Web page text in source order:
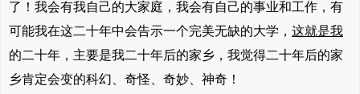
了！我会有我自己的大家庭，我会有自己的事业和工作，有
可能我在这二十年中会告示一个完美无缺的大学， 这就是我
的二十年，主要是我二十年后的家乡，我觉得二十年后的家
乡肯定会变的科幻、奇怪、奇妙、神奇！